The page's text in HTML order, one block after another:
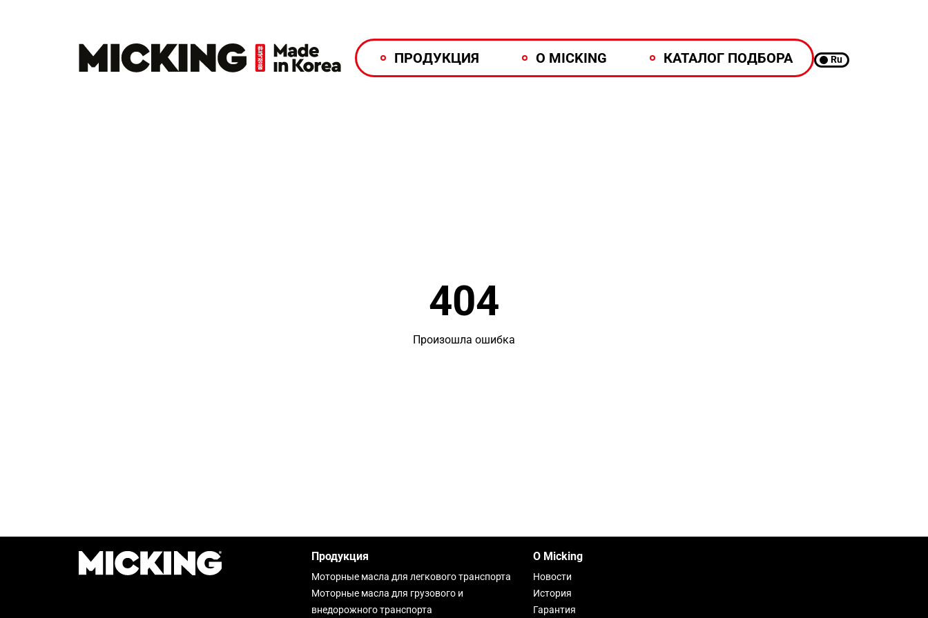
ПРОДУКЦИЯ О MICKING КАТАЛОГ ПОДБОРА Ru
404
Произошла ошибка
Продукция
Моторные масла для легкового транспорта
Моторные масла для грузового и
внедорожного транспорта
О Micking
Новости
История
Гарантия